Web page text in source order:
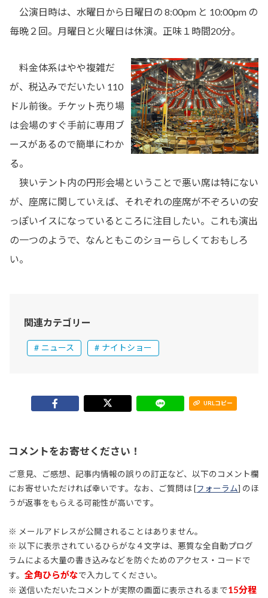
公演日時は、水曜日から日曜日の 8:00pm と 10:00pm の
毎晩２回。月曜日と火曜日は休演。正味１時間20分。
料金体系はやや複雑だ
が、税込みでだいたい 110
ドル前後。チケット売り場
は会場のすぐ手前に専用ブ
ースがあるので簡単にわか
る。
狭いテント内の円形会場ということで悪い席は特にない
が、座席に関していえば、それぞれの座席が不ぞろいの安
っぽいイスになっているところに注目したい。これも演出
の一つのようで、なんともこのショーらしくておもしろ
い。
関連カテゴリー
ニュース ナイトショー
URLコピー
コメントをお寄せください！
ご意見、ご感想、記事内情報の誤りの訂正など、以下のコメント欄
にお寄せいただければ幸いです。なお、ご質問は [フォーラム] のほ
うが返事をもらえる可能性が高いです。
※ メールアドレスが公開されることはありません。
※ 以下に表示されているひらがな４文字は、悪質な全自動プログ
ラムによる大量の書き込みなどを防ぐためのアクセス・コードで
す。全角ひらがなで入力してください。
※ 送信いただいたコメントが実際の画面に表示されるまで15分程